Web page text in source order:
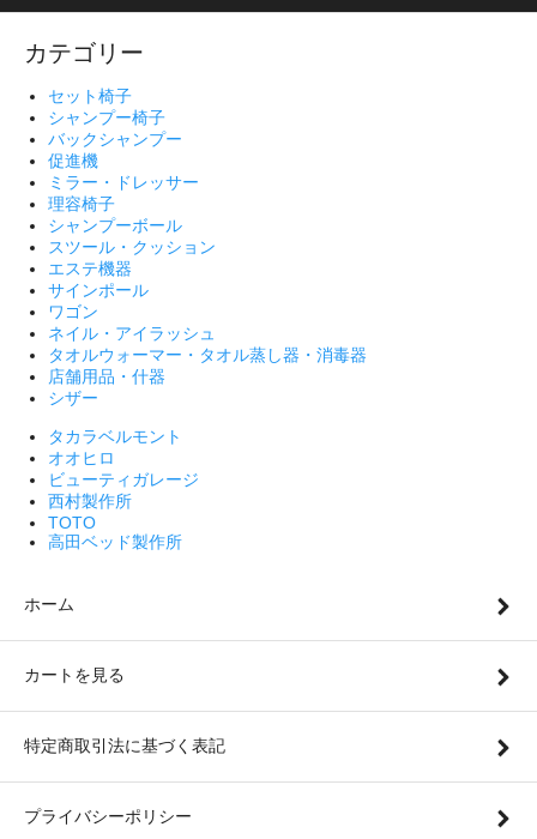
カテゴリー
セット椅子
シャンプー椅子
バックシャンプー
促進機
ミラー・ドレッサー
理容椅子
シャンプーボール
スツール・クッション
エステ機器
サインポール
ワゴン
ネイル・アイラッシュ
タオルウォーマー・タオル蒸し器・消毒器
店舗用品・什器
シザー
タカラベルモント
オオヒロ
ビューティガレージ
西村製作所
TOTO
高田ベッド製作所
ホーム
カートを見る
特定商取引法に基づく表記
プライバシーポリシー